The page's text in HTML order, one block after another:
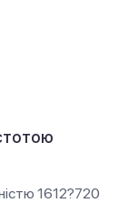
1612?720